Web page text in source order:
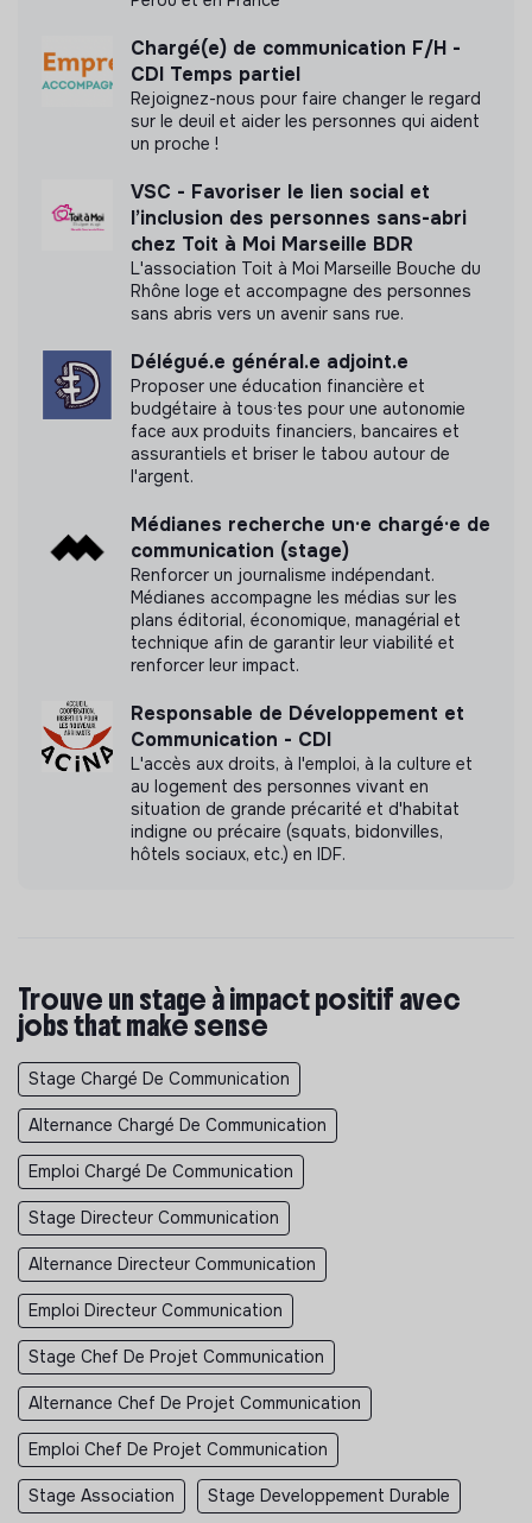
Participer à la conception et à la diffusion des
supports de communication
programmes)
Contribuer à la promotion du projet
(actions de proximité, permanences)
POURQUOI NOUS REJOINDRE ?
Une opportunité unique de prendre part à un projet
aux portes de Paris, qui allie écologie
Tu as envie de t’engager dans un projet humain et
porteur de sens
Tu développeras tes compétences en gestion de
projet, communication et organisation d’événements
et engagée
INFORMATIONS COMPLÉMENTAIRES
Localisation :Bureau au CiNey, 126 boulevard Ney
75018 Paris- Possibilité de télétravail
5 jours/ semaine. Certains
événements peuvent avoir lieu en soirée et le week-
end.
Rémunération :Indemnité légale de stage +
remboursement à 50% des frais de transport
6 mois (à partir du 24 août 2026)
PROCESS DE RECRUTEMENT
Si ton profil nous semble convenir à la mission, nous
reviendrons vers toi pour te proposer un entretien.
N'a pas encore communiqué de documents de
transparenceChargé(e) de communication F/H -
CDI Temps partiel
Rejoignez-nous pour faire changer le regard
sur le deuil et aider les personnes qui aident
un proche !
VSC - Favoriser le lien social et
l’inclusion des personnes sans-abri
chez Toit à Moi Marseille BDR
L'association Toit à Moi Marseille Bouche du
Rhône loge et accompagne des personnes
sans abris vers un avenir sans rue.
Délégué.e général.e adjoint.e
Proposer une éducation financière et
budgétaire à tous·tes pour une autonomie
face aux produits financiers, bancaires et
assurantiels et briser le tabou autour de
l'argent.
Médianes recherche un·e chargé·e de
communication (stage)
Renforcer un journalisme indépendant.
Médianes accompagne les médias sur les
plans éditorial, économique, managérial et
technique afin de garantir leur viabilité et
renforcer leur impact.
Responsable de Développement et
Communication - CDI
L'accès aux droits, à l'emploi, à la culture et
au logement des personnes vivant en
situation de grande précarité et d'habitat
indigne ou précaire (squats, bidonvilles,
hôtels sociaux, etc.) en IDF.
Trouve un stage à impact positif avec
jobs that make sense
Stage Chargé De Communication
Alternance Chargé De Communication
Emploi Chargé De Communication
Stage Directeur Communication
Alternance Directeur Communication
Emploi Directeur Communication
Stage Chef De Projet Communication
Alternance Chef De Projet Communication
Emploi Chef De Projet Communication
Stage Association Stage Developpement Durable